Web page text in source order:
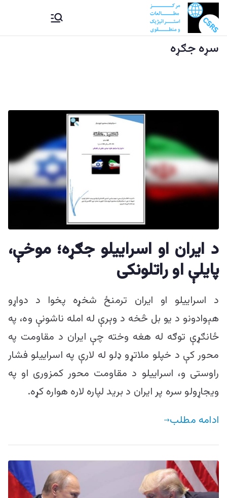
to
content
CSRS |
استراتیژيک
و منطقوی |
د
ستراتېژیکو
او سیمه
ییزو څېړنو
مرکز
مرکز مطالعات استراتیژيک و
منطقوی دستراتېژیکو او
سړه جګړه
د ایران او اسراییلو جګړه؛ موخې،
پایلې او راتلونکی
د اسراییلو او ایران ترمنځ شخړه پخوا د دواړو
هېوادونو د یو بل څخه د وېرې له امله ناشونې وه، په
ځانګړې توګه له هغه وخته چې ایران د مقاومت په
محور کې د خپلو ملاتړو ډلو له لارې په اسراییلو فشار
راوستی و، اسراییلو د مقاومت محور کمزوری او په
ویجاړولو سره پر ایران د برید لپاره لاره هواره کړه.
ادامه مطلب